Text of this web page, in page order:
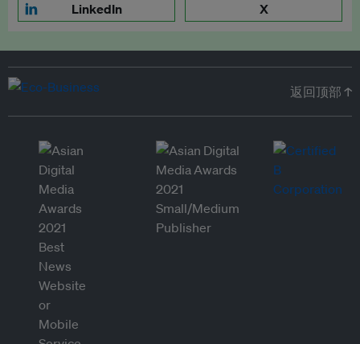
LinkedIn X
返回顶部 ↑